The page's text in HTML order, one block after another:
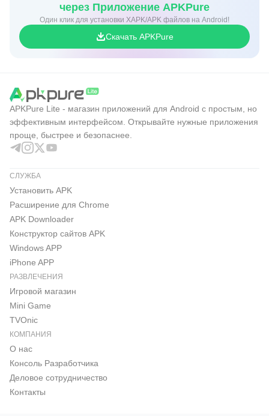
через Приложение APKPure
Один клик для установки XAPK/APK файлов на Android!
Скачать APKPure
APKPure Lite - магазин приложений для Android с простым, но
эффективным интерфейсом. Открывайте нужные приложения
проще, быстрее и безопаснее.
СЛУЖБА
Установить APK
Расширение для Chrome
APK Downloader
Конструктор сайтов APK
Windows APP
iPhone APP
РАЗВЛЕЧЕНИЯ
Игровой магазин
Mini Game
TVOnic
КОМПАНИЯ
О нас
Консоль Pазработчика
Деловое сотрудничество
Контакты